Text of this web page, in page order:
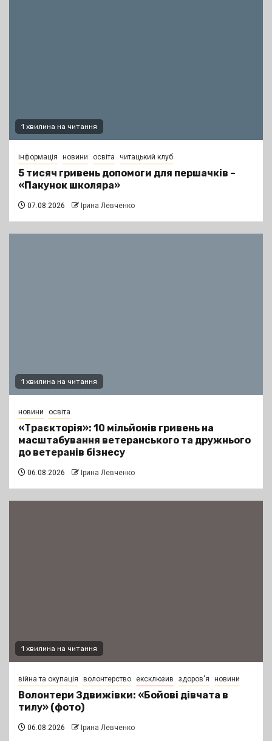
1 хвилина на читання
інформація новини освіта читацький клуб
5 тисяч гривень допомоги для першачків –
«Пакунок школяра»
07.08.2026 Ірина Левченко
1 хвилина на читання
новини освіта
«Траєкторія»: 10 мільйонів гривень на
масштабування ветеранського та дружнього
до ветеранів бізнесу
06.08.2026 Ірина Левченко
1 хвилина на читання
війна та окупація волонтерство ексклюзив здоров'я новини
Волонтери Здвижівки: «Бойові дівчата в
тилу» (фото)
06.08.2026 Ірина Левченко